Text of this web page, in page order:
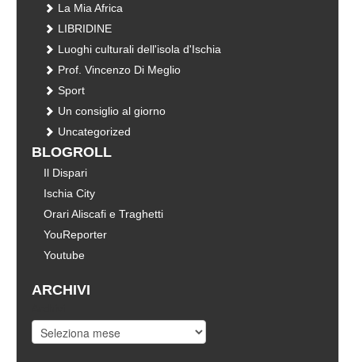
La Mia Africa
LIBRIDINE
Luoghi culturali dell'isola d'Ischia
Prof. Vincenzo Di Meglio
Sport
Un consiglio al giorno
Uncategorized
BLOGROLL
Il Dispari
Ischia City
Orari Aliscafi e Traghetti
YouReporter
Youtube
ARCHIVI